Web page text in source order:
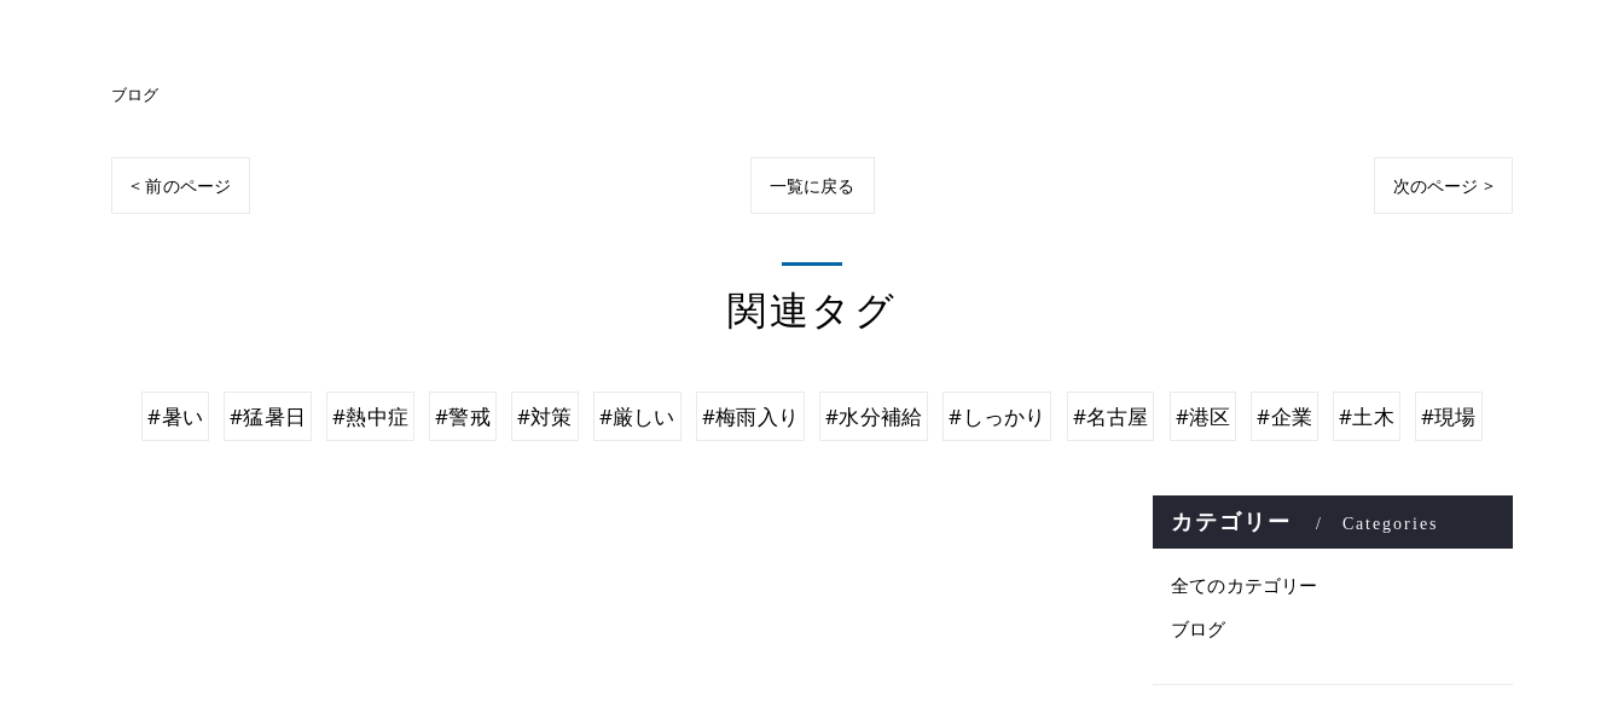
ブログ
< 前のページ 一覧に戻る 次のページ >
関連タグ
#暑い #猛暑日 #熱中症 #警戒 #対策 #厳しい #梅雨入り #水分補給 #しっかり #名古屋 #港区 #企業 #土木 #現場
カテゴリー Categories
全てのカテゴリー
ブログ